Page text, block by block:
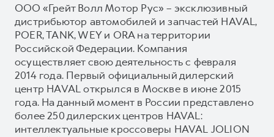
ООО «Грейт Волл Мотор Рус» – эксклюзивный
дистрибьютор автомобилей и запчастей HAVAL,
POER, TANK, WEY и ORA на территории
Российской Федерации. Компания
осуществляет свою деятельность с февраля
2014 года. Первый официальный дилерский
центр HAVAL открылся в Москве в июне 2015
года. На данный момент в России представлено
более 250 дилерских центров HAVAL:
интеллектуальные кроссоверы HAVAL JOLION